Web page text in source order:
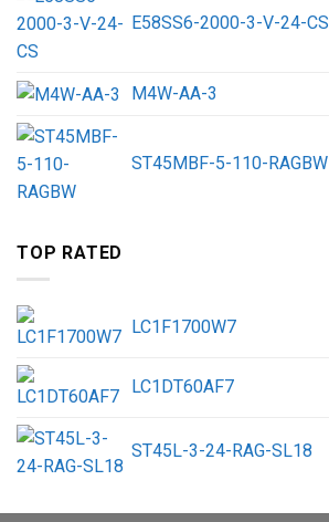
E58SS6-2000-3-V-24-CS
M4W-AA-3
ST45MBF-5-110-RAGBW
TOP RATED
LC1F1700W7
LC1DT60AF7
ST45L-3-24-RAG-SL18